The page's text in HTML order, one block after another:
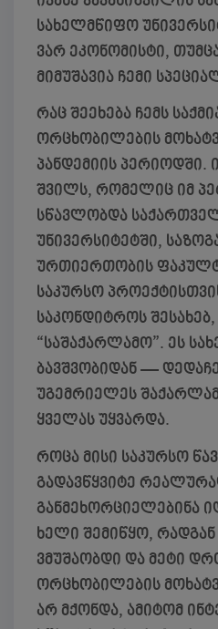
სახელმწიფო
ვარ ეკონომისტი,
მიმუშავია ჩემი
რაც შეეხება ჩემს
ორცხობილების
პანდემიის პერიოდში.
შვილს, რომელიც იმ
სწავლობდა
უნივერსიტეტში,
ურთიერთობის
საკურსო
საკონდიტროს
“საშაქარლამო”. ეს
ბავშვობიდან —
უგემრიელეს
ყველას უყვარდა.
როცა მისი საკურსო
გადავწყვიტე
განმეხორციელებინა
ხელი შემიწყო,
ვმუშაობდი და მეტი
ორცხობილების
არ მქონდა, ამიტომ